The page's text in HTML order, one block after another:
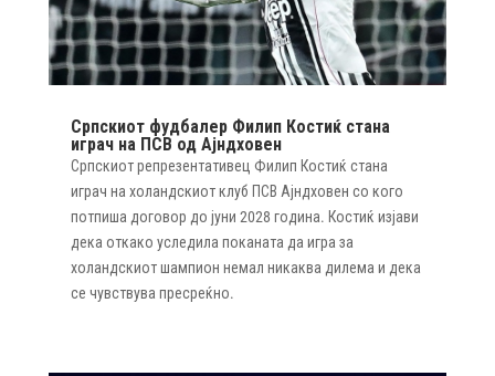
Српскиот фудбалер Филип Костиќ стана
играч на ПСВ од Ајндховен
Српскиот репрезентативец Филип Костиќ стана
играч на холандскиот клуб ПСВ Ајндховен со кого
потпиша договор до јуни 2028 година. Костиќ изјави
дека откако уследила поканата да игра за
холандскиот шампион немал никаква дилема и дека
се чувствува пресреќно.